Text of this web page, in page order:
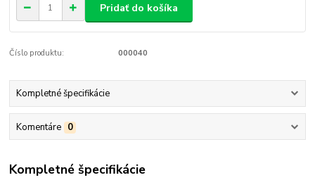
Pridať do košíka
Číslo produktu: 000040
Kompletné špecifikácie
Komentáre 0
Kompletné špecifikácie